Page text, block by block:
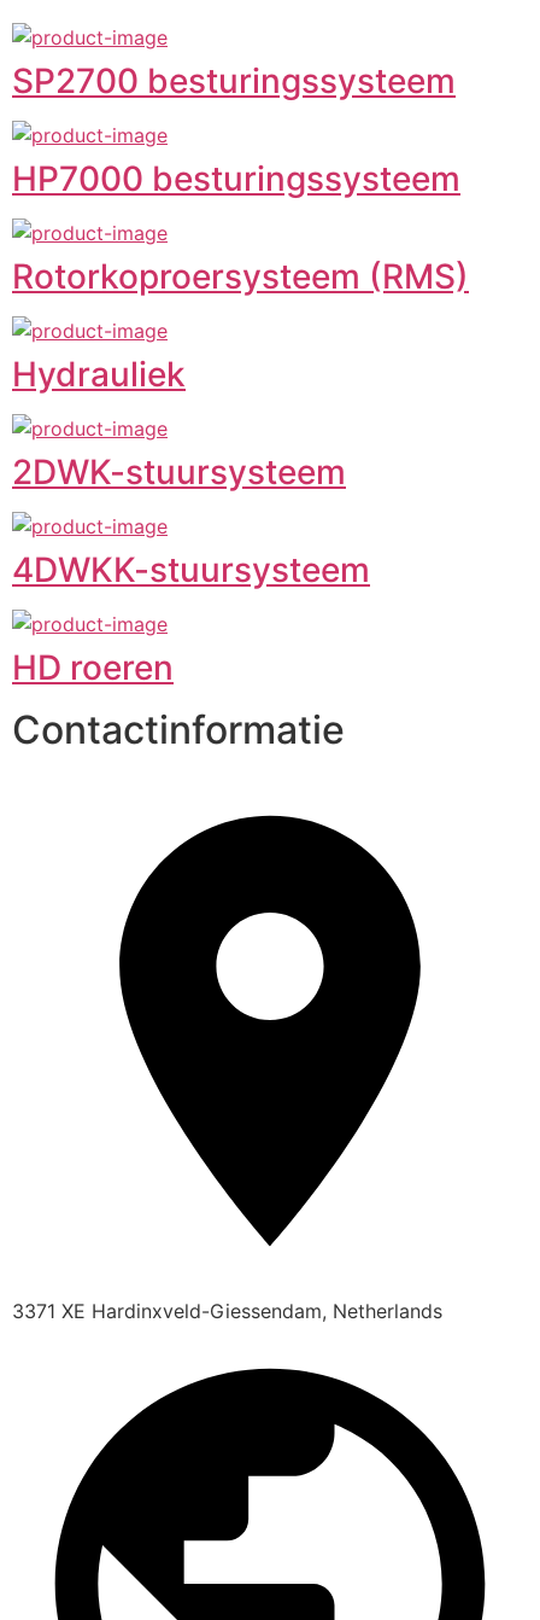
SP2700 besturingssysteem
HP7000 besturingssysteem
Rotorkoproersysteem (RMS)
Hydrauliek
2DWK-stuursysteem
4DWKK-stuursysteem
HD roeren
Contactinformatie
3371 XE Hardinxveld-Giessendam, Netherlands